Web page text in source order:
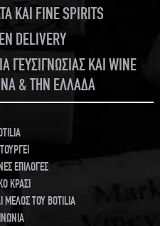
ΚΑΙ FINE SPIRITS
DELIVERY
ΓΕΥΣΙΓΝΩΣΙΑΣ ΚΑΙ WINE
& ΤΗΝ ΕΛΛΑΔΑ
ΕΠΙΛΟΓΕΣ
ΚΡΑΣΙ
ΜΕΛΟΣ ΤΟΥ BOTILIA